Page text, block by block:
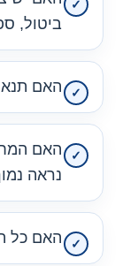
ביטול,
האם
האם
נראה
האם כל